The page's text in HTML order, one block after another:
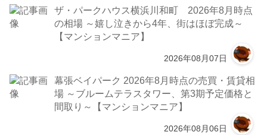
ザ・パークハウス横浜川和町 2026年8月時点
の相場 ～嬉し泣きから4年、街はほぼ完成～
【マンションマニア】
2026年08月07日
幕張ベイパーク 2026年8月時点の売買・賃貸相
場 ～ブルームテラスタワー、第3期予定価格と
間取り～【マンションマニア】
2026年08月06日